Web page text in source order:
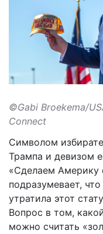
©Gabi Broekema/
Connect
Символом
Трампа и девизом
«Сделаем Америку
подразумевает,
утратила этот
Вопрос в том,
можно считать